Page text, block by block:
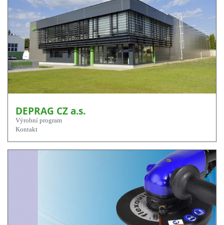
DEPRAG CZ a.s.
Výrobní program
Kontakt